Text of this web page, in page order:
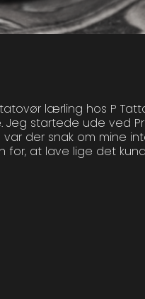
lærling hos P
startede ude ved
der snak om mine
for, at lave lige det